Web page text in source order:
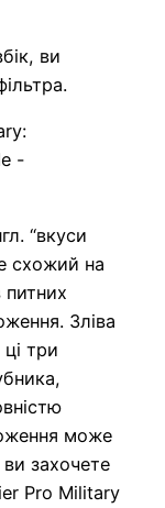
ви
“вкуси
схожий на
питних
Зліва
три
може
захочете
Pro Military